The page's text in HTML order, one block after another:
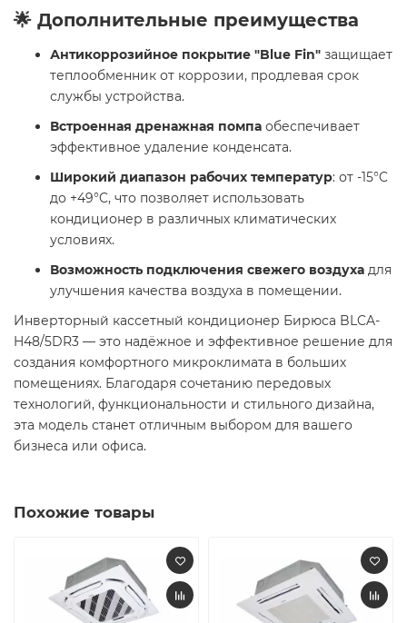
🌟 Дополнительные преимущества
Антикоррозийное покрытие "Blue Fin" защищает
теплообменник от коррозии, продлевая срок
службы устройства.
Встроенная дренажная помпа обеспечивает
эффективное удаление конденсата.
Широкий диапазон рабочих температур: от -15°C
до +49°C, что позволяет использовать
кондиционер в различных климатических
условиях.
Возможность подключения свежего воздуха для
улучшения качества воздуха в помещении.
Инверторный кассетный кондиционер Бирюса BLCA-
H48/5DR3 — это надёжное и эффективное решение для
создания комфортного микроклимата в больших
помещениях. Благодаря сочетанию передовых
технологий, функциональности и стильного дизайна,
эта модель станет отличным выбором для вашего
бизнеса или офиса.
Похожие товары